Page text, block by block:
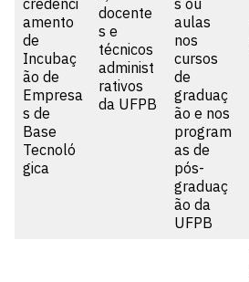
credenci
amento
de
Incubaç
ão de
Empresa
s de
Base
Tecnoló
gica
docente
s e
técnicos
administ
rativos
da UFPB
s ou
aulas
nos
cursos
de
graduaç
ão e nos
program
as de
pós-
graduaç
ão da
UFPB